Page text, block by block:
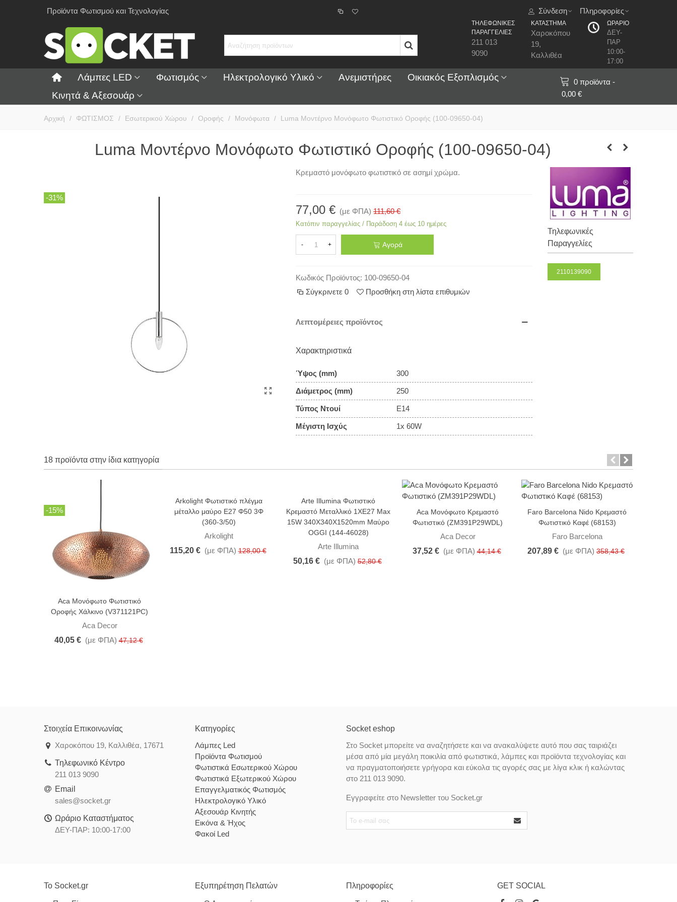
Προϊόντα Φωτισμού και Τεχνολογίας Σύνδεση Πληροφορίες
ΤΗΛΕΦΩΝΙΚΕΣ
ΠΑΡΑΓΓΕΛΙΕΣ
211 013
9090
ΚΑΤΑΣΤΗΜΑ
Χαροκόπου
19,
Καλλιθέα
ΩΡΑΡΙΟ
ΔΕΥ-
ΠΑΡ
10:00-
17:00
Λάμπες LED Φωτισμός Ηλεκτρολογικό Υλικό Ανεμιστήρες
Οικιακός Εξοπλισμός
Κινητά & Αξεσουάρ
0 προϊόντα -
0,00 €
Αρχική / ΦΩΤΙΣΜΟΣ / Εσωτερικού Χώρου / Οροφής / Μονόφωτα / Luma Μοντέρνο Μονόφωτο Φωτιστικό Οροφής (100-09650-04)
Luma Μοντέρνο Μονόφωτο Φωτιστικό Οροφής (100-09650-04)
-31%
Κρεμαστό μονόφωτο φωτιστικό σε ασημί χρώμα.
77,00 € (με ΦΠΑ) 111,60 €
Κατόπιν παραγγελίας / Παράδοση 4 έως 10 ημέρες
- + Αγορά
Κωδικός Προϊόντος: 100-09650-04
Σύγκρινετε 0 Προσθήκη στη λίστα επιθυμιών
Λεπτομέρειες προϊόντος
Χαρακτηριστικά
Ύψος (mm) 300
Διάμετρος (mm) 250
Τύπος Ντουί E14
Μέγιστη Ισχύς 1x 60W
Τηλεφωνικές
Παραγγελίες
2110139090
18 προϊόντα στην ίδια κατηγορία
-15%
Aca Μονόφωτο Φωτιστικό
Οροφής Χάλκινο (V371121PC)
Aca Decor
40,05 € (με ΦΠΑ) 47,12 €
-10%
Arkolight Φωτιστικό πλέγμα
μέταλλο μαύρο Ε27 Φ50 3Φ
(360-3/50)
Arkolight
115,20 € (με ΦΠΑ) 128,00 €
-5%
Arte Illumina Φωτιστικό
Κρεμαστό Μεταλλικό 1XE27 Max
15W 340X340X1520mm Μαύρο
OGGI (144-46028)
Arte Illumina
50,16 € (με ΦΠΑ) 52,80 €
-15%Aca Μονόφωτο Κρεμαστό
Φωτιστικό (ZM391P29WDL)
Aca Decor
37,52 € (με ΦΠΑ) 44,14 €
-42%
Faro Barcelona Nido Κρεμαστό
Φωτιστικό Καφέ (68153)
Faro Barcelona
207,89 € (με ΦΠΑ) 358,43 €
Στοιχεία Επικοινωνίας
Χαροκόπου 19, Καλλιθέα, 17671
Τηλεφωνικό Κέντρο
211 013 9090
Email
sales@socket.gr
Ωράριο Καταστήματος
ΔΕΥ-ΠΑΡ: 10:00-17:00
Κατηγορίες
Λάμπες Led
Προϊόντα Φωτισμού
Φωτιστικά Εσωτερικού Χώρου
Φωτιστικά Εξωτερικού Χώρου
Επαγγελματικός Φωτισμός
Ηλεκτρολογικό Υλικό
Αξεσουάρ Κινητής
Εικόνα & Ήχος
Φακοί Led
Socket eshop
Στο Socket μπορείτε να αναζητήσετε και να ανακαλύψετε αυτό που σας ταιριάζει
μέσα από μία μεγάλη ποικιλία από φωτιστικά, λάμπες και προϊόντα τεχνολογίας και
να πραγματοποιήσετε γρήγορα και εύκολα τις αγορές σας με λίγα κλικ ή καλώντας
στο 211 013 9090.
Εγγραφείτε στο Newsletter του Socket.gr
Το Socket.gr Εξυπηρέτηση Πελατών Πληροφορίες GET SOCIAL